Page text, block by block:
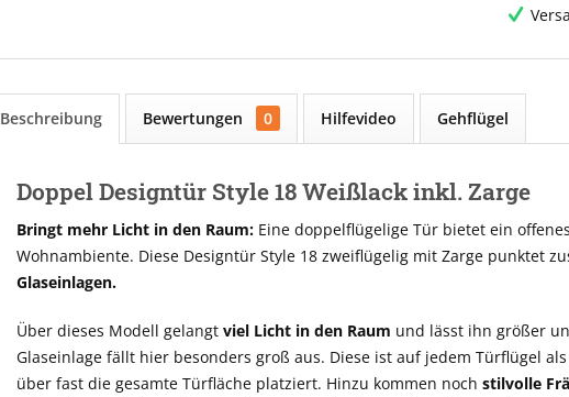
Beschreibung Bewertungen 0 Hilfevideo Gehflügel
Doppel Designtür Style 18 Weißlack inkl. Zarge
Bringt mehr Licht in den Raum: Eine doppelflügelige Tür bietet ein
Wohnambiente. Diese Designtür Style 18 zweiflügelig mit Zarge punktet
Glaseinlagen.
Über dieses Modell gelangt viel Licht in den Raum und lässt ihn größer
Glaseinlage fällt hier besonders groß aus. Diese ist auf jedem Türflügel
über fast die gesamte Türfläche platziert. Hinzu kommen noch stilvolle